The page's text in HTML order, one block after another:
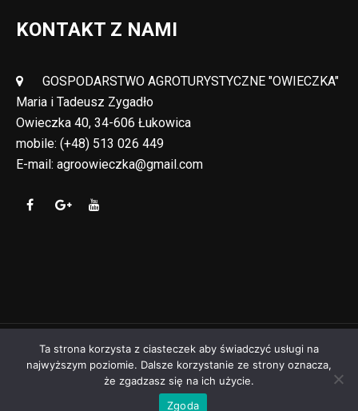
KONTAKT Z NAMI
GOSPODARSTWO AGROTURYSTYCZNE "OWIECZKA"
Maria i Tadeusz Zygadło
Owieczka 40, 34-606 Łukowica
mobile: (+48) 513 026 449
E-mail: agroowieczka@gmail.com
Copyright © Agroturystyka "Owieczka" 2024 AD
Zdjęcia: Agroturystyka "Owieczka" & Jakub Toporkiewicz
Ta strona korzysta z ciasteczek aby świadczyć usługi na
najwyższym poziomie. Dalsze korzystanie ze strony oznacza,
że zgadzasz się na ich użycie.
Zgoda